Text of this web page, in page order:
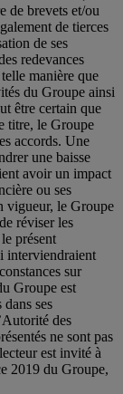
de brevets et/ou
de tierces
de ses
redevances
manière que
du Groupe ainsi
être certain que
titre, le Groupe
accords. Une
une baisse
avoir un impact
ou ses
vigueur, le Groupe
réviser les
présent
interviendraient
sur
Groupe est
ses
des
ne sont pas
est invité à
2019 du Groupe,